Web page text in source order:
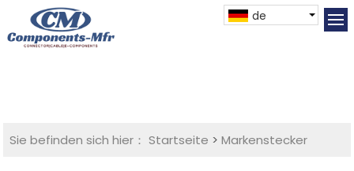
de
Sie befinden sich hier： Startseite >Markenstecker